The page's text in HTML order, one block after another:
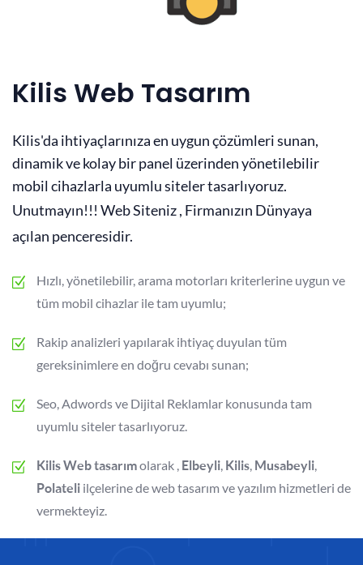
Kilis Web Tasarım
Kilis'da ihtiyaçlarınıza en uygun çözümleri sunan,
dinamik ve kolay bir panel üzerinden yönetilebilir
mobil cihazlarla uyumlu siteler tasarlıyoruz.
Unutmayın!!! Web Siteniz , Firmanızın Dünyaya
açılan penceresidir.
Hızlı, yönetilebilir, arama motorları kriterlerine uygun ve
tüm mobil cihazlar ile tam uyumlu;
Rakip analizleri yapılarak ihtiyaç duyulan tüm
gereksinimlere en doğru cevabı sunan;
Seo, Adwords ve Dijital Reklamlar konusunda tam
uyumlu siteler tasarlıyoruz.
Kilis Web tasarımolarak , Elbeyli, Kilis, Musabeyli,
Polateli ilçelerine de web tasarım ve yazılım hizmetleri de
vermekteyiz.